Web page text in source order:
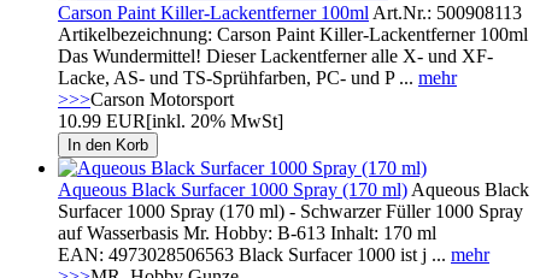
Carson Paint Killer-Lackentferner 100ml Art.Nr.: 500908113
Artikelbezeichnung: Carson Paint Killer-Lackentferner 100ml
Das Wundermittel! Dieser Lackentferner alle X- und XF-
Lacke, AS- und TS-Sprühfarben, PC- und P ... mehr
>>>Carson Motorsport
10.99 EUR[inkl. 20% MwSt]
Aqueous Black Surfacer 1000 Spray (170 ml) Aqueous Black
Surfacer 1000 Spray (170 ml) - Schwarzer Füller 1000 Spray
auf Wasserbasis Mr. Hobby: B-613 Inhalt: 170 ml
EAN: 4973028506563 Black Surfacer 1000 ist j ... mehr